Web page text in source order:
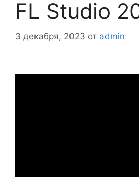
FL Studio
3 декабря, 2023 от admin